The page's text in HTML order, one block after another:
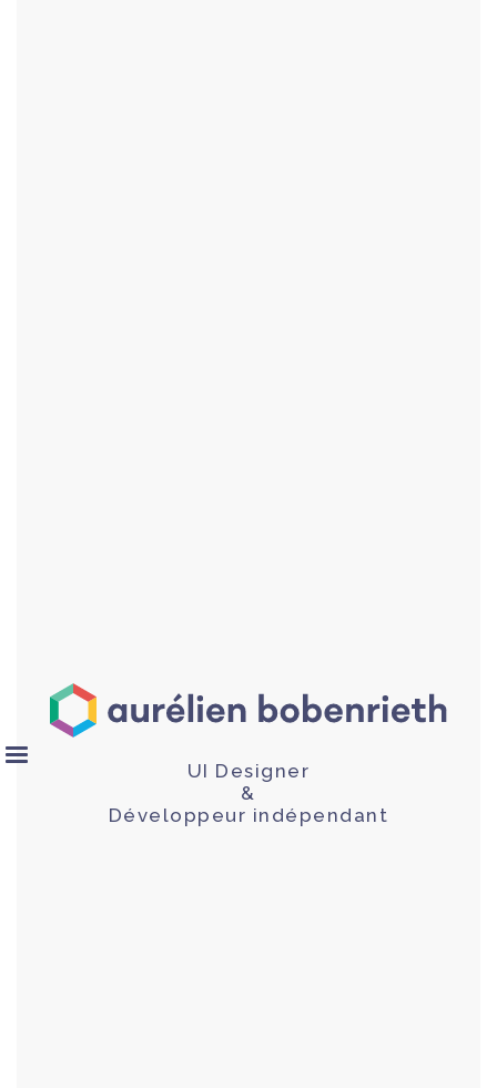
UI Designer
&
Développeur indépendant